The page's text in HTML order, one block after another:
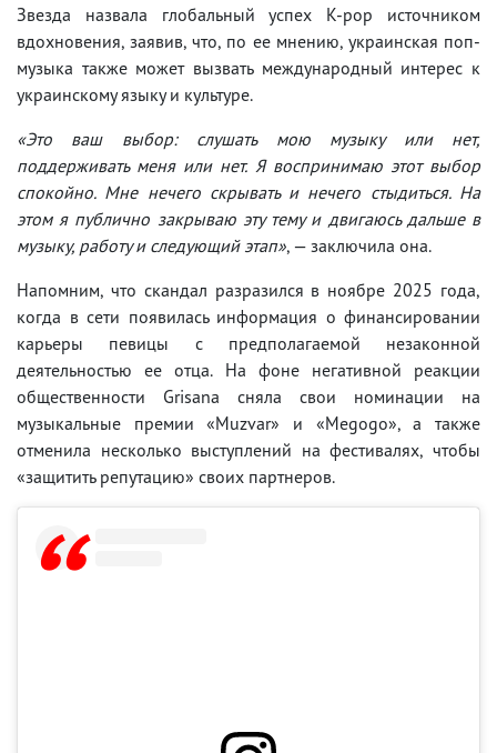
Звезда назвала глобальный успех K-pop источником
вдохновения, заявив, что, по ее мнению, украинская поп-
музыка также может вызвать международный интерес к
украинскому языку и культуре.
«Это ваш выбор: слушать мою музыку или нет,
поддерживать меня или нет. Я воспринимаю этот выбор
спокойно. Мне нечего скрывать и нечего стыдиться. На
этом я публично закрываю эту тему и двигаюсь дальше в
музыку, работу и следующий этап», — заключила она.
Напомним, что скандал разразился в ноябре 2025 года,
когда в сети появилась информация о финансировании
карьеры певицы с предполагаемой незаконной
деятельностью ее отца. На фоне негативной реакции
общественности Grisana сняла свои номинации на
музыкальные премии «Muzvar» и «Megogo», а также
отменила несколько выступлений на фестивалях, чтобы
«защитить репутацию» своих партнеров.